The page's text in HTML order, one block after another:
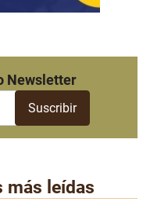
Newsletter
más leídas